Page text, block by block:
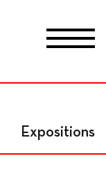
Expositions